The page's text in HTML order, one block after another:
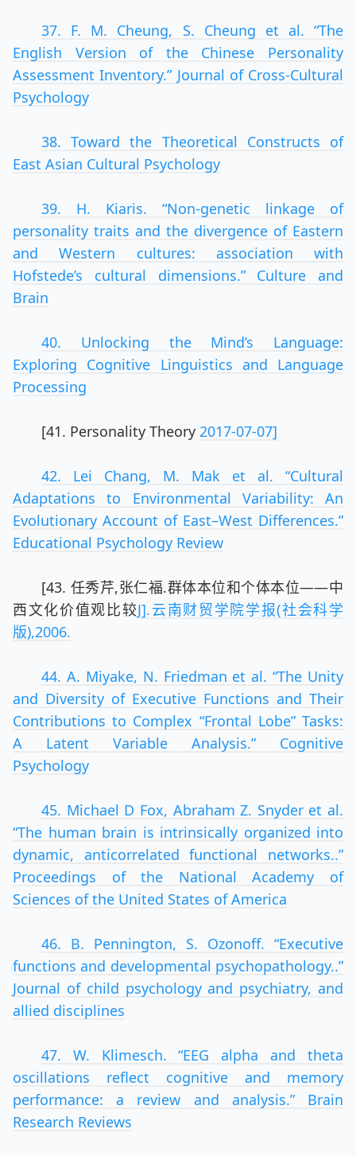
37. F. M. Cheung, S. Cheung et al. “The
English Version of the Chinese Personality
Assessment Inventory.” Journal of Cross-Cultural
Psychology
38. Toward the Theoretical Constructs of
East Asian Cultural Psychology
39. H. Kiaris. “Non-genetic linkage of
personality traits and the divergence of Eastern
and Western cultures: association with
Hofstede’s cultural dimensions.” Culture and
Brain
40. Unlocking the Mind’s Language:
Exploring Cognitive Linguistics and Language
Processing
[41. Personality Theory 2017-07-07]
42. Lei Chang, M. Mak et al. “Cultural
Adaptations to Environmental Variability: An
Evolutionary Account of East–West Differences.”
Educational Psychology Review
[43. 任秀芹,张仁福.群体本位和个体本位——中
西文化价值观比较J].云南财贸学院学报(社会科学
版),2006.
44. A. Miyake, N. Friedman et al. “The Unity
and Diversity of Executive Functions and Their
Contributions to Complex “Frontal Lobe” Tasks:
A Latent Variable Analysis.” Cognitive
Psychology
45. Michael D Fox, Abraham Z. Snyder et al.
“The human brain is intrinsically organized into
dynamic, anticorrelated functional networks..”
Proceedings of the National Academy of
Sciences of the United States of America
46. B. Pennington, S. Ozonoff. “Executive
functions and developmental psychopathology..”
Journal of child psychology and psychiatry, and
allied disciplines
47. W. Klimesch. “EEG alpha and theta
oscillations reflect cognitive and memory
performance: a review and analysis.” Brain
Research Reviews